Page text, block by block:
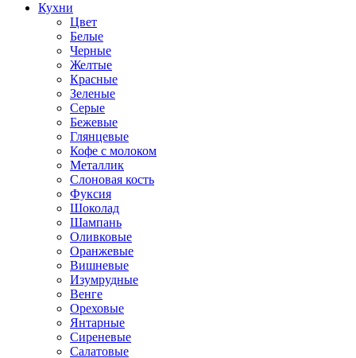
Кухни
Цвет
Белые
Черные
Желтые
Красные
Зеленые
Серые
Бежевые
Глянцевые
Кофе с молоком
Металлик
Слоновая кость
Фуксия
Шоколад
Шампань
Оливковые
Оранжевые
Вишневые
Изумрудные
Венге
Ореховые
Янтарные
Сиреневые
Салатовые